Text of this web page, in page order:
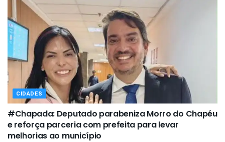
CIDADES
#Chapada: Deputado parabeniza Morro do Chapéu
e reforça parceria com prefeita para levar
melhorias ao município